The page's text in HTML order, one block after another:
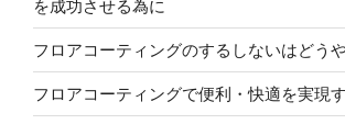
を成功させる為に
フロアコーティングのするしないはどう
フロアコーティングで便利・快適を実現